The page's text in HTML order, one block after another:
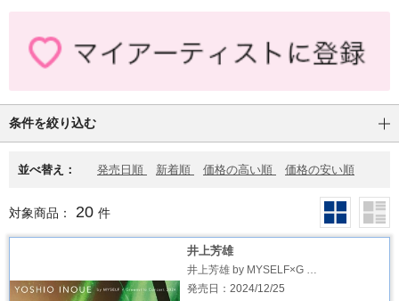
条件を絞り込む
並べ替え： 発売日順 新着順 価格の高い順 価格の安い順
対象商品： 20 件
井上芳雄
井上芳雄 by MYSELF×G …
発売日：2024/12/25